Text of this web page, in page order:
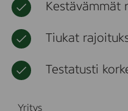
Kestävämmät
Tiukat
Testatusti
Yritys